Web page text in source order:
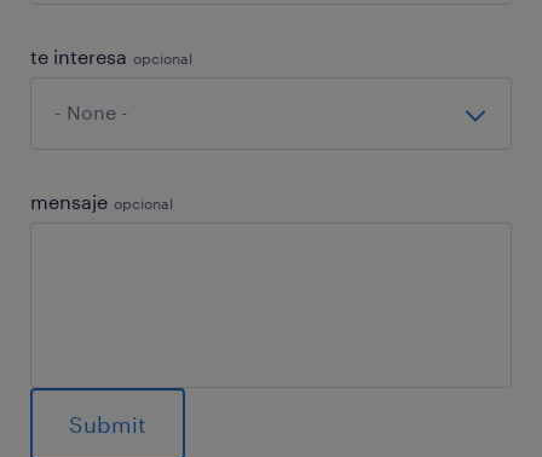
te interesa opcional
mensaje opcional